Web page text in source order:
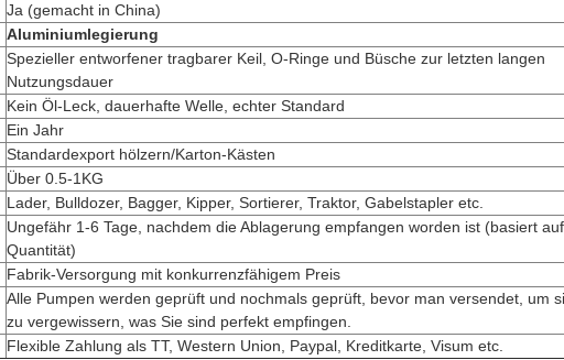
Ja (gemacht in China)
Aluminiumlegierung
Spezieller entworfener tragbarer Keil, O-Ringe und Büsche zur letzten langen
Nutzungsdauer
Kein Öl-Leck, dauerhafte Welle, echter Standard
Ein Jahr
Standardexport hölzern/Karton-Kästen
Über 0.5-1KG
Lader, Bulldozer, Bagger, Kipper, Sortierer, Traktor, Gabelstapler etc.
Ungefähr 1-6 Tage, nachdem die Ablagerung empfangen worden ist (basiert
Quantität)
Fabrik-Versorgung mit konkurrenzfähigem Preis
Alle Pumpen werden geprüft und nochmals geprüft, bevor man versendet, um
zu vergewissern, was Sie sind perfekt empfingen.
Flexible Zahlung als TT, Western Union, Paypal, Kreditkarte, Visum etc.